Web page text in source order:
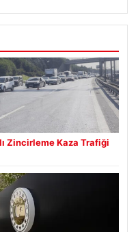
Zincirleme Kaza Trafiği